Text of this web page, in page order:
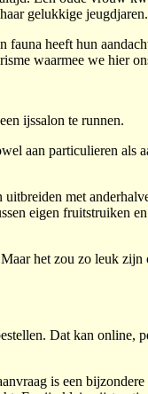
gelukkige jeugdjaren.
fauna heeft hun
waarmee we hier
ijssalon te runnen.
aan particulieren als
met
eigen fruitstruiken
het zou zo leuk zijn
Dat kan online,
is een